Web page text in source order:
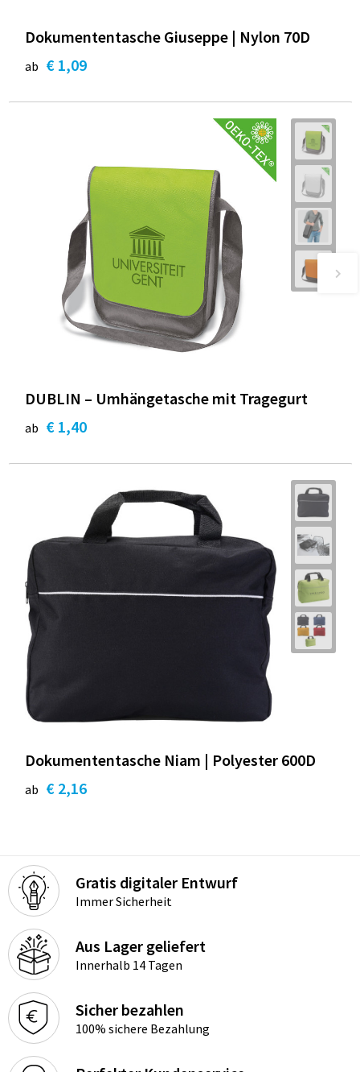
Dokumententasche Giuseppe | Nylon 70D
ab € 1,09
DUBLIN – Umhängetasche mit Tragegurt
ab € 1,40
Dokumententasche Niam | Polyester 600D
ab € 2,16
Gratis digitaler Entwurf
Immer Sicherheit
Aus Lager geliefert
Innerhalb 14 Tagen
Sicher bezahlen
100% sichere Bezahlung